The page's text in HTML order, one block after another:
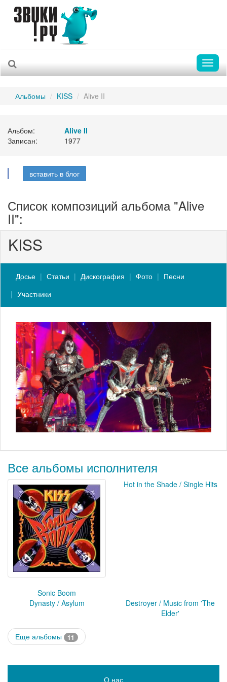
Альбомы KISS Alive II
Альбом:
Alive II
Записан:
1977
вставить в блог
Список композиций альбома "Alive
II":
KISS
Досье Статьи Дискография Фото
Песни
Участники
Все альбомы исполнителя
Sonic Boom
Hot in the Shade / Single Hits
Dynasty / Asylum
Destroyer / Music from 'The
Elder'
Еще альбомы 11
О нас